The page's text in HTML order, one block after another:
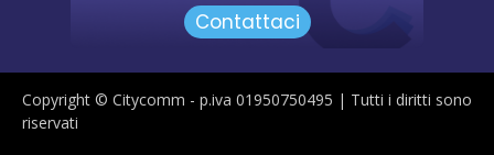
Contattaci
Copyright © Citycomm - p.iva 01950750495 | Tutti i diritti sono
riservati